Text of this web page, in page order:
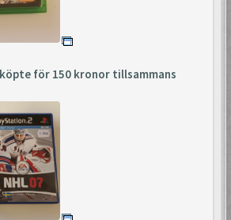
för 150 kronor tillsammans